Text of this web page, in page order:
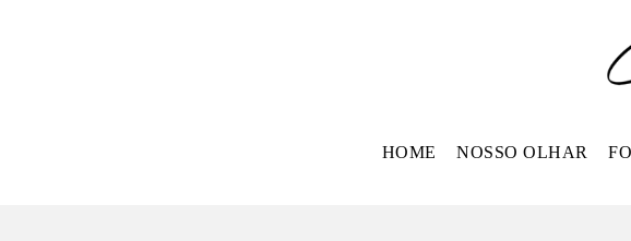
HOME NOSSO OLHAR